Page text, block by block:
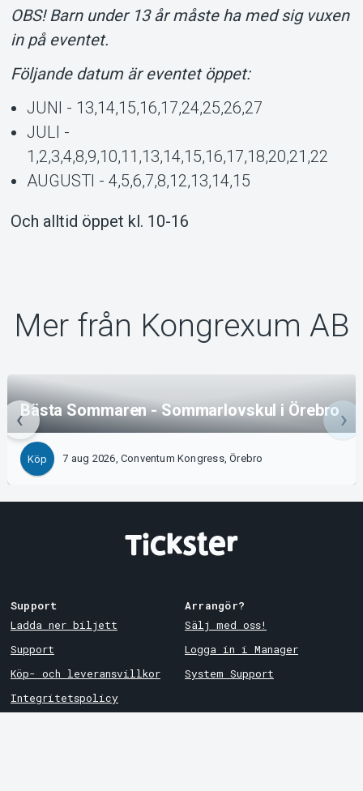
OBS! Barn under 13 år måste ha med sig vuxen
in på eventet.
Följande datum är eventet öppet:
JUNI - 13,14,15,16,17,24,25,26,27
JULI -
1,2,3,4,8,9,10,11,13,14,15,16,17,18,20,21,22
AUGUSTI - 4,5,6,7,8,12,13,14,15
Och alltid öppet kl. 10-16
Mer från Kongrexum AB
Bästa Sommaren - Sommarlovskul i Örebro
Köp 7 aug 2026, Conventum Kongress, Örebro
Support
Ladda ner biljett
Support
Köp- och leveransvillkor
Integritetspolicy
Arrangör?
Sälj med oss!
Logga in i Manager
System Support